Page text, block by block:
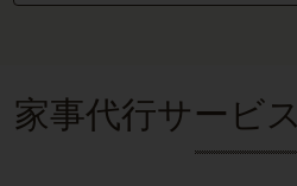
家事代行サービ